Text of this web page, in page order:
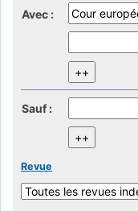
Avec :
Sauf :
Revue